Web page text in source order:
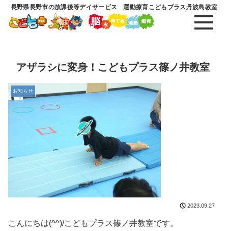
長野県長野市の放課後等デイサービス 運動療育こどもプラス丹波島教室
アザラシに変身！こどもプラス篠ノ井教室
お知らせ
2023.09.27
こんにちは(^^)/こどもプラス篠ノ井教室です。